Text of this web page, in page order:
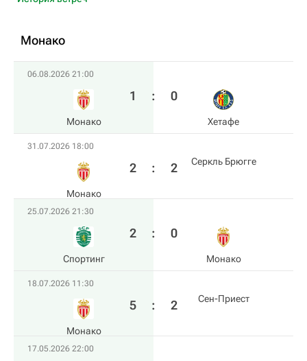
Монако
06.08.2026 21:00
Монако
1 : 0
Хетафе
31.07.2026 18:00
Монако
2 : 2 Серкль Брюгге
25.07.2026 21:30
Спортинг
2 : 0
Монако
18.07.2026 11:30
Монако
5 : 2 Сен-Приест
17.05.2026 22:00